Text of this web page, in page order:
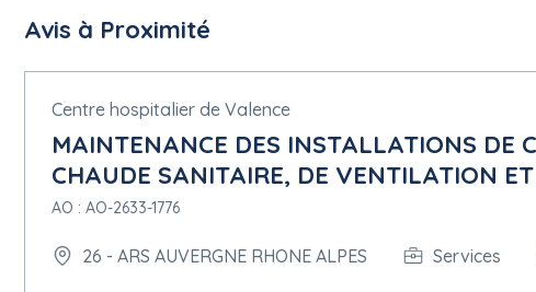
Avis à Proximité
Centre hospitalier de Valence
MAINTENANCE DES INSTALLATIONS DE
CHAUDE SANITAIRE, DE VENTILATION
AO : AO-2633-1776
26 - ARS AUVERGNE RHONE ALPES Services